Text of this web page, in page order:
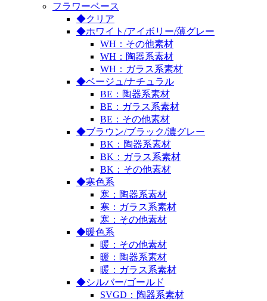
フラワーベース
◆クリア
◆ホワイト/アイボリー/薄グレー
WH：その他素材
WH：陶器系素材
WH：ガラス系素材
◆ベージュ/ナチュラル
BE：陶器系素材
BE：ガラス系素材
BE：その他素材
◆ブラウン/ブラック/濃グレー
BK：陶器系素材
BK：ガラス系素材
BK：その他素材
◆寒色系
寒：陶器系素材
寒：ガラス系素材
寒：その他素材
◆暖色系
暖：その他素材
暖：陶器系素材
暖：ガラス系素材
◆シルバー/ゴールド
SVGD：陶器系素材